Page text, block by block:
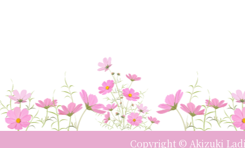
Copyright © Akizuki